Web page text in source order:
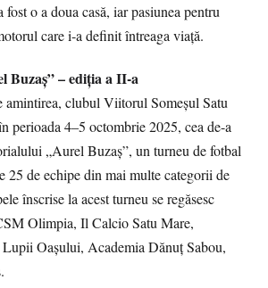
o a doua casă, iar pasiunea pentru
care i-a definit întreaga viață.
Buzaș” – ediția a II-a
amintirea, clubul Viitorul Someșul Satu
perioada 4–5 octombrie 2025, cea de-a
„Aurel Buzaș”, un turneu de fotbal
25 de echipe din mai multe categorii de
înscrise la acest turneu se regăsesc
Olimpia, Il Calcio Satu Mare,
Oașului, Academia Dănuț Sabou,